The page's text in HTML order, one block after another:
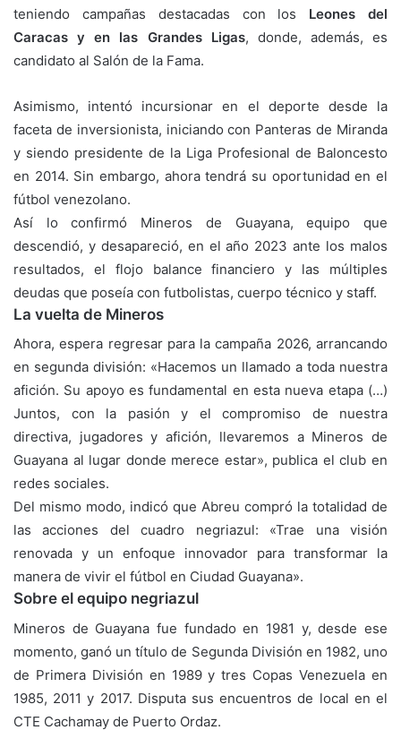
teniendo campañas destacadas con los Leones del
Caracas y en las Grandes Ligas, donde, además, es
candidato al Salón de la Fama.
Asimismo, intentó incursionar en el deporte desde la
faceta de inversionista, iniciando con Panteras de Miranda
y siendo presidente de la Liga Profesional de Baloncesto
en 2014. Sin embargo, ahora tendrá su oportunidad en el
fútbol venezolano.
Así lo confirmó Mineros de Guayana, equipo que
descendió, y desapareció, en el año 2023 ante los malos
resultados, el flojo balance financiero y las múltiples
deudas que poseía con futbolistas, cuerpo técnico y staff.
La vuelta de Mineros
Ahora, espera regresar para la campaña 2026, arrancando
en segunda división: «Hacemos un llamado a toda nuestra
afición. Su apoyo es fundamental en esta nueva etapa (…)
Juntos, con la pasión y el compromiso de nuestra
directiva, jugadores y afición, llevaremos a Mineros de
Guayana al lugar donde merece estar», publica el club en
redes sociales.
Del mismo modo, indicó que Abreu compró la totalidad de
las acciones del cuadro negriazul: «Trae una visión
renovada y un enfoque innovador para transformar la
manera de vivir el fútbol en Ciudad Guayana».
Sobre el equipo negriazul
Mineros de Guayana fue fundado en 1981 y, desde ese
momento, ganó un título de Segunda División en 1982, uno
de Primera División en 1989 y tres Copas Venezuela en
1985, 2011 y 2017. Disputa sus encuentros de local en el
CTE Cachamay de Puerto Ordaz.